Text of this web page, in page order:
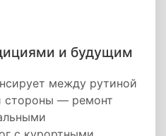
и будущим
между рутиной
стороны — ремонт